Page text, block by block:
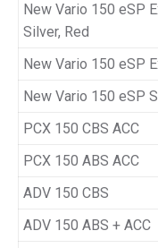
New Vario 150 eSP
Silver, Red
New Vario 150 eSP
New Vario 150 eSP
PCX 150 CBS ACC
PCX 150 ABS ACC
ADV 150 CBS
ADV 150 ABS + ACC